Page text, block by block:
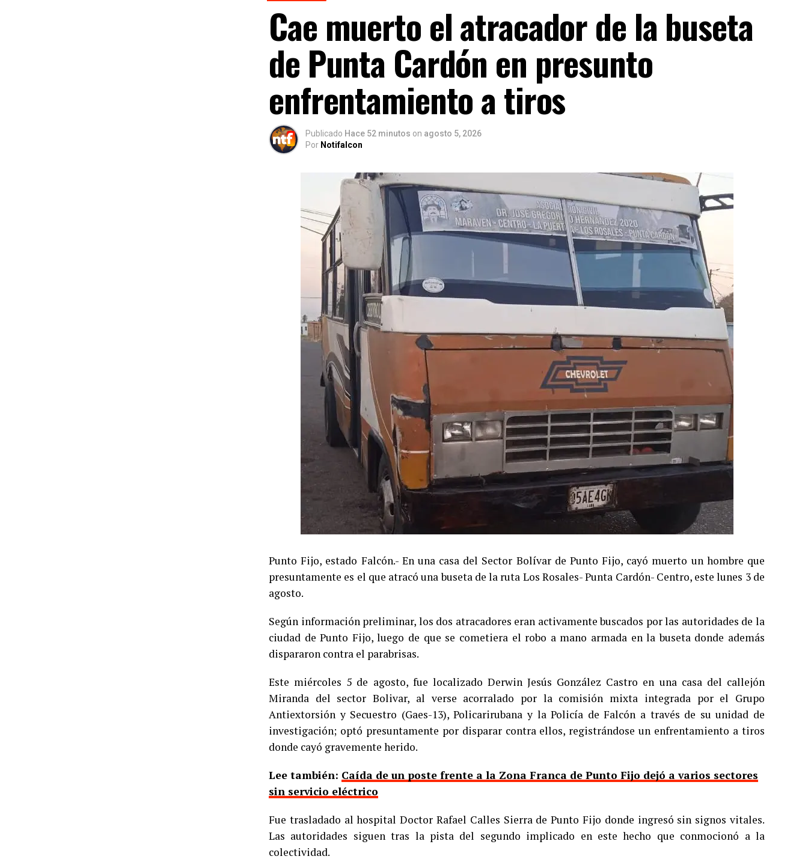
Cae muerto el atracador de la buseta
de Punta Cardón en presunto
enfrentamiento a tiros
Publicado Hace 52 minutos on agosto 5, 2026
Por Notifalcon
Punto Fijo, estado Falcón.- En una casa del Sector Bolívar de Punto Fijo, cayó muerto un hombre que
presuntamente es el que atracó una buseta de la ruta Los Rosales- Punta Cardón- Centro, este lunes 3 de
agosto.
Según información preliminar, los dos atracadores eran activamente buscados por las autoridades de la
ciudad de Punto Fijo, luego de que se cometiera el robo a mano armada en la buseta donde además
dispararon contra el parabrisas.
Este miércoles 5 de agosto, fue localizado Derwin Jesús González Castro en una casa del callejón
Miranda del sector Bolivar, al verse acorralado por la comisión mixta integrada por el Grupo
Antiextorsión y Secuestro (Gaes-13), Policarirubana y la Policía de Falcón a través de su unidad de
investigación; optó presuntamente por disparar contra ellos, registrándose un enfrentamiento a tiros
donde cayó gravemente herido.
Lee también: Caída de un poste frente a la Zona Franca de Punto Fijo dejó a varios sectores
sin servicio eléctrico
Fue trasladado al hospital Doctor Rafael Calles Sierra de Punto Fijo donde ingresó sin signos vitales.
Las autoridades siguen tras la pista del segundo implicado en este hecho que conmocionó a la
colectividad.